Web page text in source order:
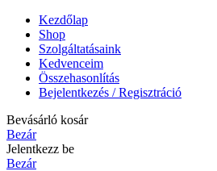
Kezdőlap
Shop
Szolgáltatásaink
Kedvenceim
Összehasonlítás
Bejelentkezés / Regisztráció
Bevásárló kosár
Bezár
Jelentkezz be
Bezár